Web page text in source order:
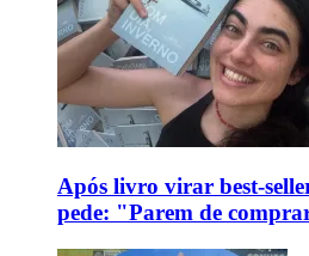
Após livro virar best-
pede: "Parem de